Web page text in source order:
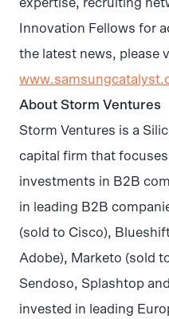
expertise, recruiting
Innovation Fellows for
the latest news, please
About Storm Ventures
Storm Ventures is a
capital firm that
investments in B2B
in leading B2B
(sold to Cisco),
Adobe), Marketo (sold
Sendoso, Splashtop
invested in leading